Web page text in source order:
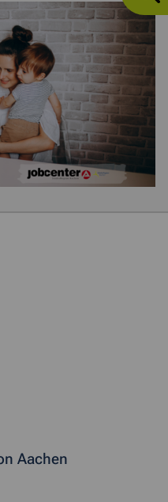
Informationen
Aachen